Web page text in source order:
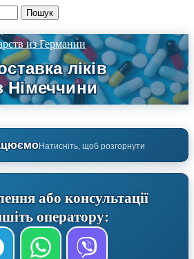
Натисніть, щоб розгорнути
або консультації
оператору: